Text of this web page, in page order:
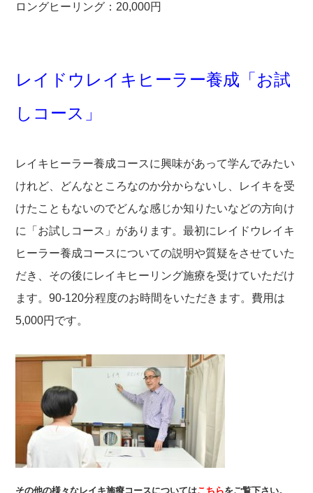
ロングヒーリング：20,000円
レイドウレイキヒーラー養成「お試
しコース」
レイキヒーラー養成コースに興味があって学んでみたい
けれど、どんなところなのか分からないし、レイキを受
けたこともないのでどんな感じか知りたいなどの方向け
に「お試しコース」があります。最初にレイドウレイキ
ヒーラー養成コースについての説明や質疑をさせていた
だき、その後にレイキヒーリング施療を受けていただけ
ます。90-120分程度のお時間をいただきます。費用は
5,000円です。
その他の様々なレイキ施療コースについてはこちらをご覧下さい。